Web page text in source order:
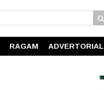
RAGAM ADVERTORIAL